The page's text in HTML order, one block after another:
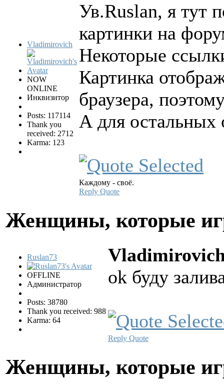
Vladimirovich
NOW
ONLINE
Инквизитор
Posts: 117114
Thank you
received: 2712
Karma: 123
Ув.Ruslan, я тут
картинки на
Некоторые
Картинка
браузера,
А для остальных
Каждому - своё.
Reply Quote
Женщины, которые
Ruslan73
OFFLINE
Администратор
Posts: 38780
Thank you received: 988
Karma: 64
ok буду
Reply Quote
Женщины, которые